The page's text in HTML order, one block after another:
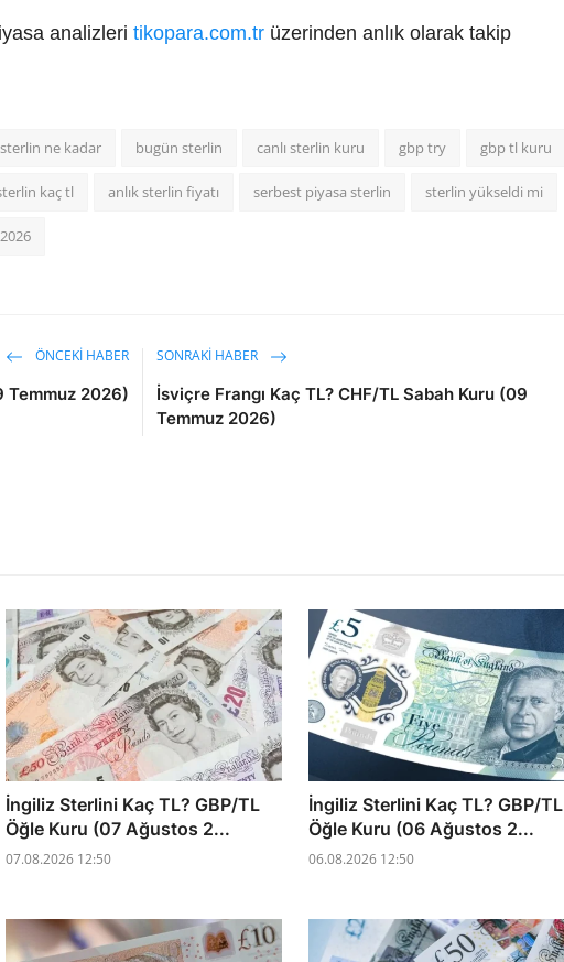
analizleri tikopara.com.tr üzerinden anlık olarak takip
sterlin ne kadar bugün sterlin canlı sterlin kuru gbp try gbp tl kuru
kaç tl anlık sterlin fiyatı serbest piyasa sterlin sterlin yükseldi mi
ÖNCEKI HABER
Temmuz 2026)
SONRAKI HABER
İsviçre Frangı Kaç TL? CHF/TL Sabah Kuru (09
Temmuz 2026)
İngiliz Sterlini Kaç TL? GBP/TL
Öğle Kuru (07 Ağustos 2...
07.08.2026 12:50
İngiliz Sterlini Kaç TL? GBP/TL
Öğle Kuru (06 Ağustos 2...
06.08.2026 12:50